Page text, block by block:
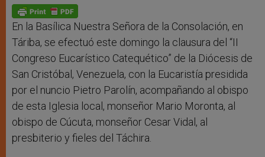
p
p
g
e
r
o
k
En la Basílica Nuestra Señora de la Consolación, en
Táriba, se efectuó este domingo la clausura del “II
Congreso Eucarístico Catequético” de la Diócesis de
San Cristóbal, Venezuela, con la Eucaristía presidida
por el nuncio Pietro Parolín, acompañando al obispo
de esta Iglesia local, monseñor Mario Moronta, al
obispo de Cúcuta, monseñor Cesar Vidal, al
presbiterio y fieles del Táchira.